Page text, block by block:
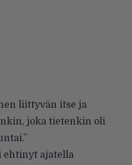
liittyvän itse ja
joka tietenkin oli
ehtinyt ajatella